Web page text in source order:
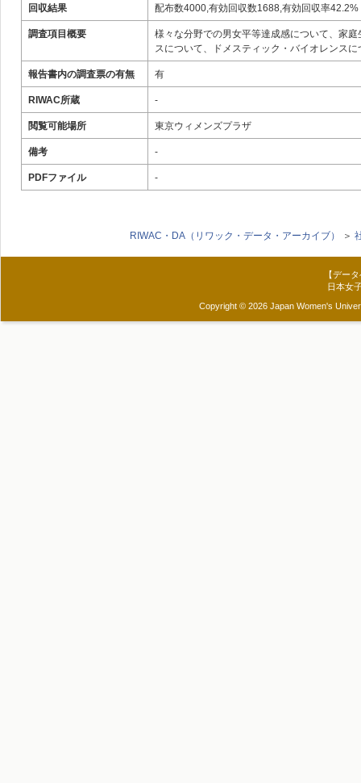
回収結果 配布数4000,有効回収数1688,有効回収率42.2%
調査項目概要
様々な分野での男女平等達成感について、家
スについて、ドメスティック・バイオレンス
報告書内の調査票の有無 有
RIWAC所蔵 ‐
閲覧可能場所 東京ウィメンズプラザ
備考 ‐
PDFファイル -
RIWAC・DA（リワック・データ・アーカイブ） ＞
【デー
日本女
Copyright © 2026 Japan Women's